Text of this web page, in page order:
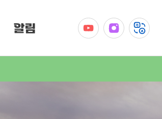
알림
공지사항